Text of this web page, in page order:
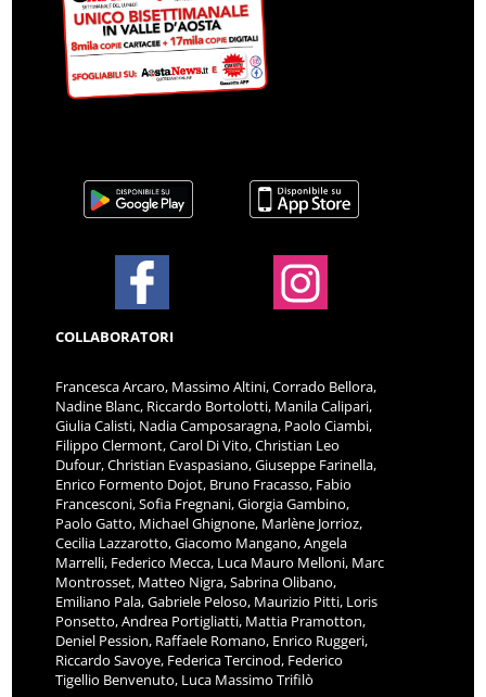
COLLABORATORI
Francesca Arcaro, Massimo Altini, Corrado Bellora,
Nadine Blanc, Riccardo Bortolotti, Manila Calipari,
Giulia Calisti, Nadia Camposaragna, Paolo Ciambi,
Filippo Clermont, Carol Di Vito, Christian Leo
Dufour, Christian Evaspasiano, Giuseppe Farinella,
Enrico Formento Dojot, Bruno Fracasso, Fabio
Francesconi, Sofia Fregnani, Giorgia Gambino,
Paolo Gatto, Michael Ghignone, Marlène Jorrioz,
Cecilia Lazzarotto, Giacomo Mangano, Angela
Marrelli, Federico Mecca, Luca Mauro Melloni, Marc
Montrosset, Matteo Nigra, Sabrina Olibano,
Emiliano Pala, Gabriele Peloso, Maurizio Pitti, Loris
Ponsetto, Andrea Portigliatti, Mattia Pramotton,
Deniel Pession, Raffaele Romano, Enrico Ruggeri,
Riccardo Savoye, Federica Tercinod, Federico
Tigellio Benvenuto, Luca Massimo Trifilò